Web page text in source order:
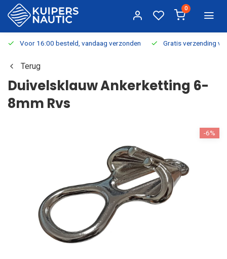
0
Voor 16:00 besteld, vandaag verzonden Gratis verzending
Terug
Duivelsklauw Ankerketting 6-
8mm Rvs
-6%